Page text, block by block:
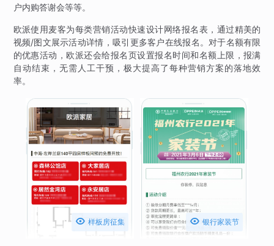
户内购答谢会等等。
欧派使用麦客为每类营销活动快速设计网络报名表，通过精美的
视频/图文展示活动详情，吸引更多客户在线报名。对于名额有限
的优惠活动，欧派还会给报名页设置报名时间和名额上限，报满
自动结束，无需人工干预，极大提高了每种营销方案的落地效
率。
 样板房征集  银行家装节